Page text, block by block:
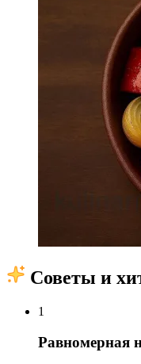
Советы и
1
Равномерная